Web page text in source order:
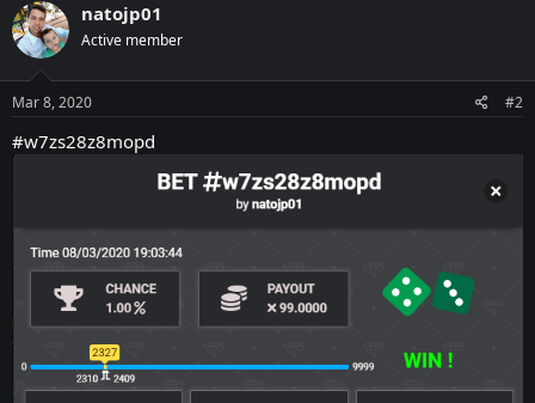
t
i
n
s
:
natojp01
Active member
Mar 8, 2020 #2
#w7zs28z8mopd